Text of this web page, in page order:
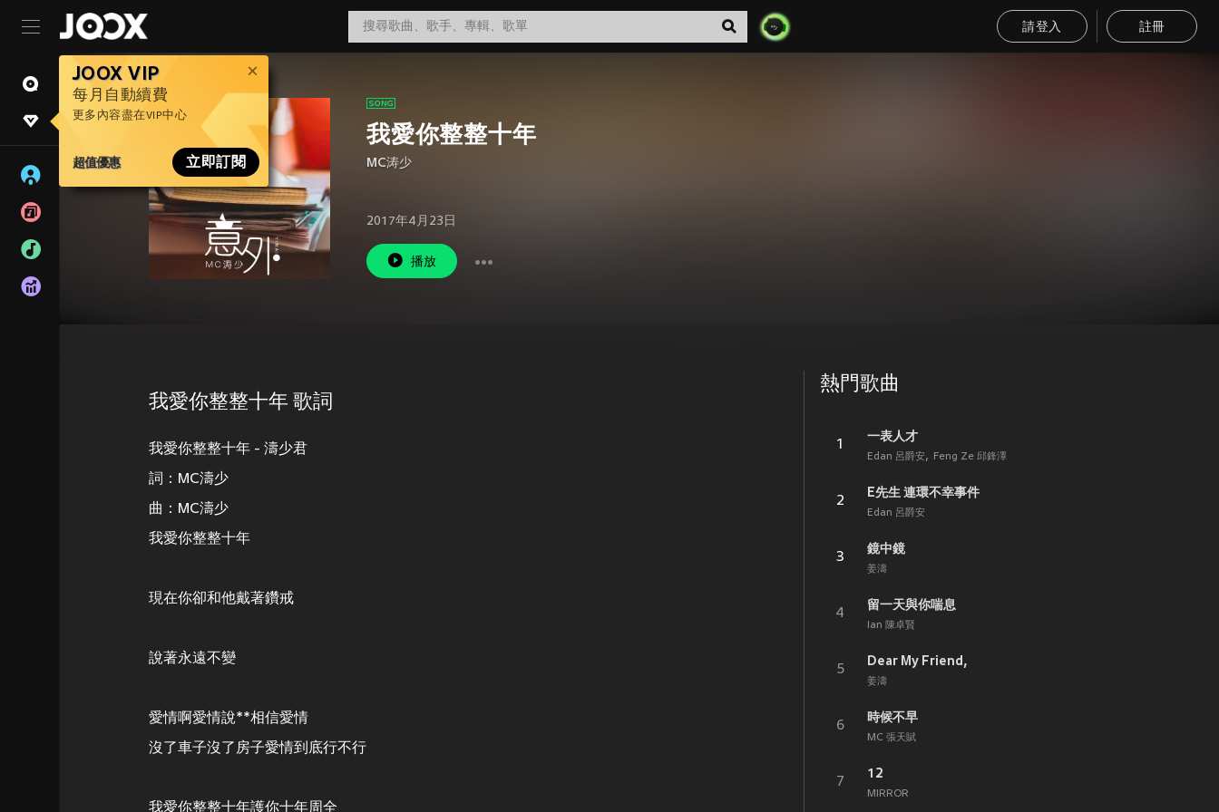
請登入 註冊
JOOX VIP
每月自動續費
更多內容盡在VIP中心
超值優惠 立即訂閱
我愛你整整十年
MC涛少
2017年4月23日
播放
我愛你整整十年 歌詞
我愛你整整十年 - 濤少君
詞：MC濤少
曲：MC濤少
我愛你整整十年
現在你卻和他戴著鑽戒
說著永遠不變
愛情啊愛情說**相信愛情
沒了車子沒了房子愛情到底行不行
我愛你整整十年護你十年周全
熱門歌曲
1
一表人才
Edan 呂爵安 Feng Ze 邱鋒澤
2
E先生 連環不幸事件
Edan 呂爵安
3
鏡中鏡
姜濤
4
留一天與你喘息
Ian 陳卓賢
5
Dear My Friend,
姜濤
6
時候不早
MC 張天賦
7
12
MIRROR